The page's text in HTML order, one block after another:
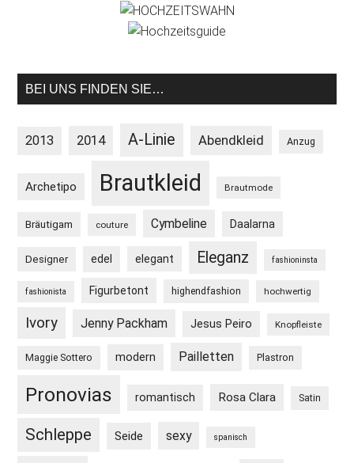
BEI UNS FINDEN SIE…
2013 2014 A-Linie Abendkleid Anzug
Archetipo Brautkleid Brautmode
Bräutigam couture Cymbeline Daalarna
Designer edel elegant Eleganz fashioninsta
fashionista Figurbetont highendfashion hochwertig
Ivory Jenny Packham Jesus Peiro Knopfleiste
Maggie Sottero modern Pailletten Plastron
Pronovias romantisch Rosa Clara Satin
Schleppe Seide sexy spanisch